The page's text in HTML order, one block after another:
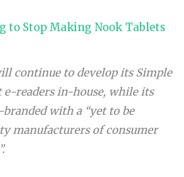
to Stop Making Nook Tablets
continue to develop its Simple
e-readers in-house, while its
with a “yet to be
manufacturers of consumer